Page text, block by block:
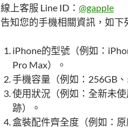
線上客服 Line ID： @gapple
告知您的手機相關資訊，如下
iPhone的型號（例如：
Pro Max）。
手機容量（例如：256GB、
使用狀況（例如：全新未
跡）。
盒裝配件齊全度（例如：